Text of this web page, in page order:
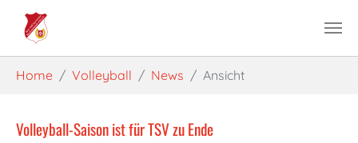
Home Volleyball News Ansicht
Volleyball-Saison ist für TSV zu Ende